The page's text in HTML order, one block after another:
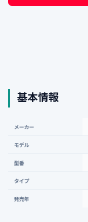
基本情報
メーカー
モデル
型番
タイプ
発売年